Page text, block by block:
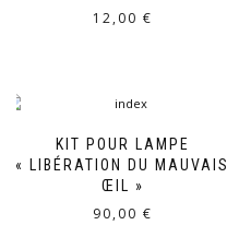
12,00 €
KIT POUR LAMPE
« LIBÉRATION DU MAUVAIS
ŒIL »
90,00 €